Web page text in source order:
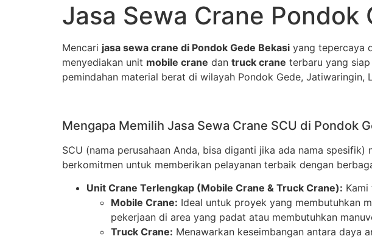
Jasa Sewa Crane Pondok
Mencari jasa sewa crane di Pondok Gede Bekasi yang tepercaya
menyediakan unit mobile crane dan truck crane terbaru yang
pemindahan material berat di wilayah Pondok Gede, Jatiwaringin,
Mengapa Memilih Jasa Sewa Crane SCU di Pondok
SCU (nama perusahaan Anda, bisa diganti jika ada nama
berkomitmen untuk memberikan pelayanan terbaik dengan
Unit Crane Terlengkap (Mobile Crane & Truck Crane):
Mobile Crane: Ideal untuk proyek yang membutuhkan
pekerjaan di area yang padat atau membutuhkan
Truck Crane: Menawarkan keseimbangan antara daya